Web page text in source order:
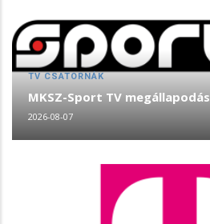
TV CSATORNÁK
MKSZ-Sport TV megállapodás
2026-08-07